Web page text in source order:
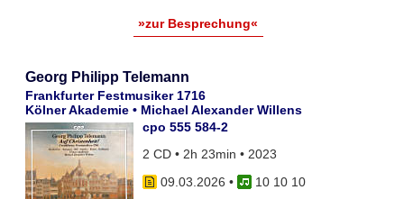
»zur Besprechung«
Georg Philipp Telemann
Frankfurter Festmusiker 1716
Kölner Akademie • Michael Alexander Willens
cpo 555 584-2
2 CD • 2h 23min • 2023
09.03.2026 •
10 10 10